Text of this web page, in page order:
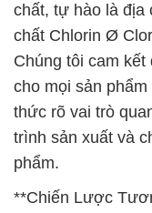
chất, tự hào là địa
chất Chlorin Ø
Chúng tôi cam
cho mọi sản
thức rõ vai trò
trình sản xuất và
phẩm.
**Chiến Lược